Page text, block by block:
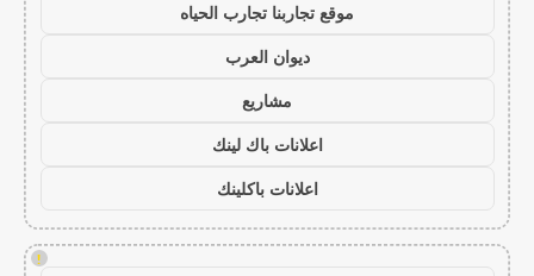
موقع تجاربنا تجارب الحياه
ديوان العرب
مشاريع
اعلانات باك لينك
اعلانات باكلينك
!